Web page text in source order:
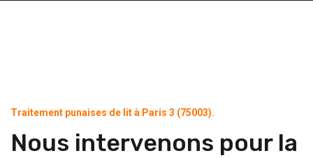
Traitement punaises de lit à Paris 3 (75003).
Nous intervenons pour la